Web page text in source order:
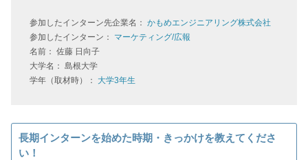
参加したインターン先企業名： かもめエンジニアリング株式会社
参加したインターン： マーケティング/広報
名前： 佐藤 日向子
大学名： 島根大学
学年（取材時）： 大学3年生
長期インターンを始めた時期・きっかけを教えてくださ
い！